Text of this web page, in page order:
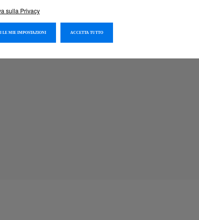
sulla Privacy
LE MIE IMPOSTAZIONI ACCETTA TUTTO